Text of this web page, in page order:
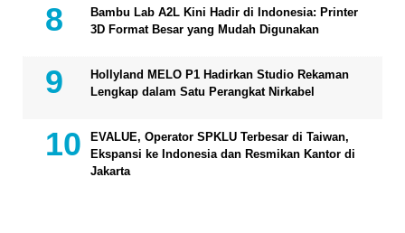
Bambu Lab A2L Kini Hadir di Indonesia: Printer
3D Format Besar yang Mudah Digunakan
Hollyland MELO P1 Hadirkan Studio Rekaman
Lengkap dalam Satu Perangkat Nirkabel
EVALUE, Operator SPKLU Terbesar di Taiwan,
Ekspansi ke Indonesia dan Resmikan Kantor di
Jakarta